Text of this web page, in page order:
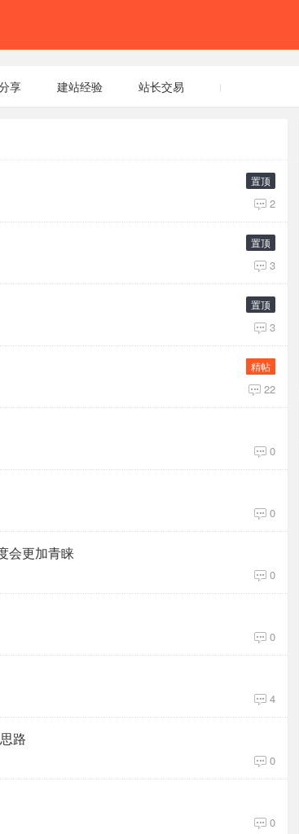
享 建站经验 站长交易
2
置顶
3
置顶
3
置顶
22
置顶
精帖
0
0
会更加青睐
0
0
4
路
0
0